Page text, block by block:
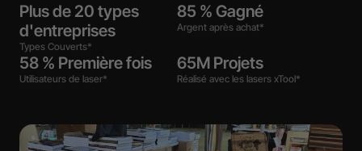
Plus de 20 types
d'entreprises
Types Couverts*
85 % Gagné
Argent après achat*
58 % Première fois
Utilisateurs de laser*
65M Projets
Réalisé avec les lasers xTool*